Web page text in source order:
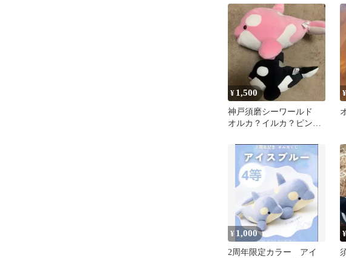
¥ 1,500
神戸須磨シーワールド
オルカ？イルカ？ピンク
¥
¥ 1,000
2周年限定カラー アイ
¥